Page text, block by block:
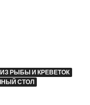
РЫБЫ И КРЕВЕТОК
СТОЛ